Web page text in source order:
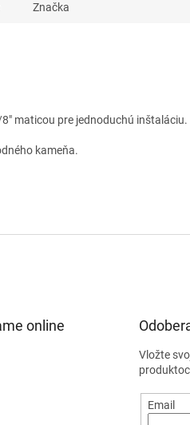
Značka
maticou pre jednoduchú inštaláciu.
kameňa.
online
Vložte
Email